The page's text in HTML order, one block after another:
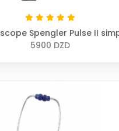
Spengler Pulse II
pavillon pédiatrique
5900 DZD